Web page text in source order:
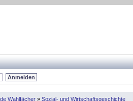
Wahlfächer » Sozial- und Wirtschaftsgeschichte